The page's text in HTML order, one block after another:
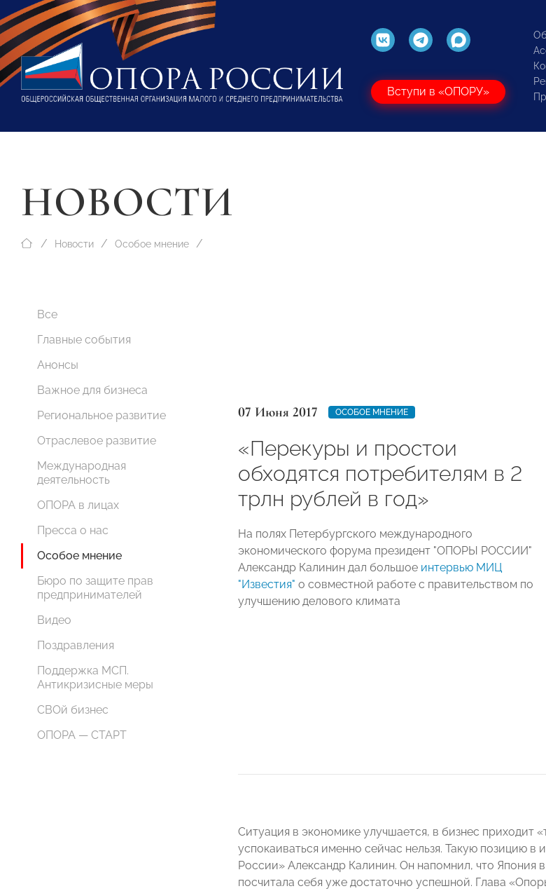
Вступи в «ОПОРУ»
НОВОСТИ
Новости Особое мнение
Все
Главные события
Анонсы
Важное для бизнеса
Региональное развитие
Отраслевое развитие
Международная
деятельность
ОПОРА в лицах
Пресса о нас
Особое мнение
Бюро по защите прав
предпринимателей
Видео
Поздравления
Поддержка МСП.
Антикризисные меры
СВОй бизнес
ОПОРА — СТАРТ
07 Июня 2017 ОСОБОЕ МНЕНИЕ
«Перекуры и простои
обходятся потребителям в 2
трлн рублей в год»
На полях Петербургского международного
экономического форума президент "ОПОРЫ РОССИИ"
Александр Калинин дал большое интервью МИЦ
"Известия" о совместной работе с правительством по
улучшению делового климата
Ситуация в экономике улучшается, в бизнес приходит
успокаиваться именно сейчас нельзя. Такую позицию
России» Александр Калинин. Он напомнил, что Япония
посчитала себя уже достаточно успешной. Глава